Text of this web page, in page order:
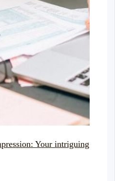
Your intriguing